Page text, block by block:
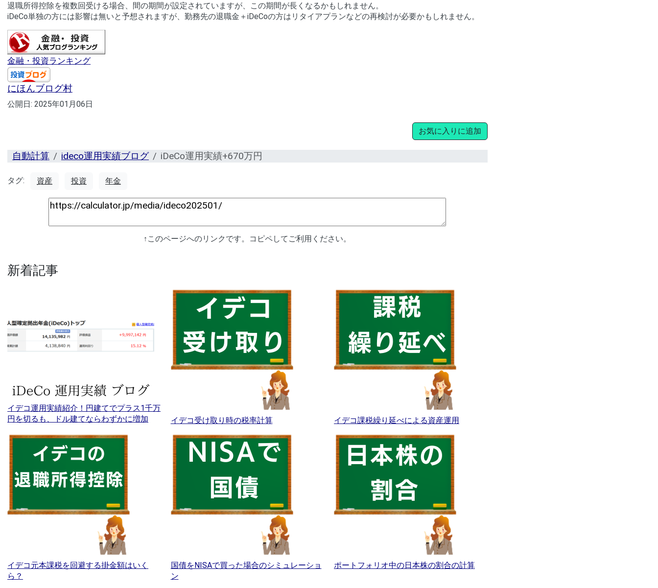
退職所得控除を複数回受ける場合、間の期間が設定されていますが、この期間が長くなるかもしれません。
iDeCo単独の方には影響は無いと予想されますが、勤務先の退職金＋iDeCoの方はリタイアプランなどの再検討が必要かもしれません。
金融・投資ランキング
にほんブログ村
公開日: 2025年01月06日
お気に入りに追加
自動計算 ideco運用実績ブログ iDeCo運用実績+670万円
タグ: 資産 投資 年金
↑このページへのリンクです。コピペしてご利用ください。
新着記事
イデコ運用実績紹介！円建てでプラス1千万
円を切るも、ドル建てならわずかに増加
イデコ受け取り時の税率計算 イデコ課税繰り延べによる資産運用
イデコ元本課税を回避する掛金額はいく
ら？
国債をNISAで買った場合のシミュレーショ
ン
ポートフォリオ中の日本株の割合の計算